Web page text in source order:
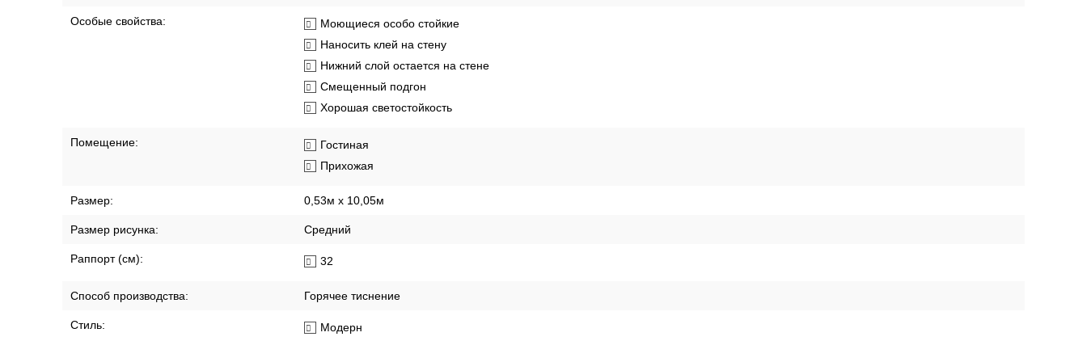
Особые свойства:
Моющиеся особо стойкие
Наносить клей на стену
Нижний слой остается на стене
Смещенный подгон
Хорошая светостойкость
Помещение:
Гостиная
Прихожая
Размер: 0,53м x 10,05м
Размер рисунка: Средний
Раппорт (см): 32
Способ производства: Горячее тиснение
Стиль: Модерн